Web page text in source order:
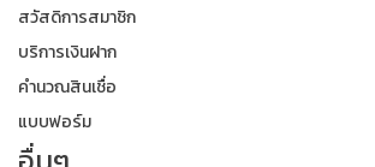
สวัสดิการสมาชิก
บริการเงินฝาก
คำนวณสินเชื่อ
แบบฟอร์ม